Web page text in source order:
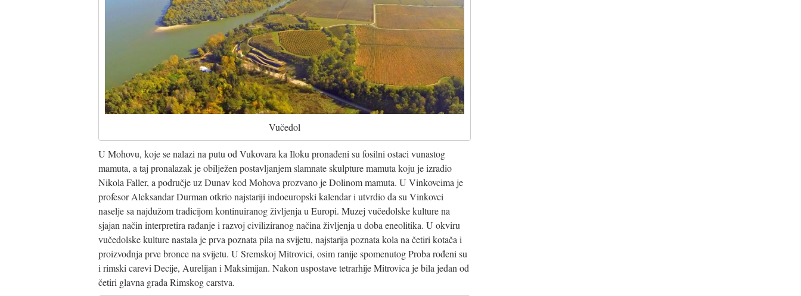
Vučedol
U Mohovu, koje se nalazi na putu od Vukovara ka Iloku pronađeni su fosilni ostaci vunastog
mamuta, a taj pronalazak je obilježen postavljanjem slamnate skulpture mamuta koju je izradio
Nikola Faller, a područje uz Dunav kod Mohova prozvano je Dolinom mamuta. U Vinkovcima je
profesor Aleksandar Durman otkrio najstariji indoeuropski kalendar i utvrdio da su Vinkovci
naselje sa najdužom tradicijom kontinuiranog življenja u Europi. Muzej vučedolske kulture na
sjajan način interpretira rađanje i razvoj civiliziranog načina življenja u doba eneolitika. U okviru
vučedolske kulture nastala je prva poznata pila na svijetu, najstarija poznata kola na četiri kotača i
proizvodnja prve bronce na svijetu. U Sremskoj Mitrovici, osim ranije spomenutog Proba rođeni su
i rimski carevi Decije, Aurelijan i Maksimijan. Nakon uspostave tetrarhije Mitrovica je bila jedan od
četiri glavna grada Rimskog carstva.